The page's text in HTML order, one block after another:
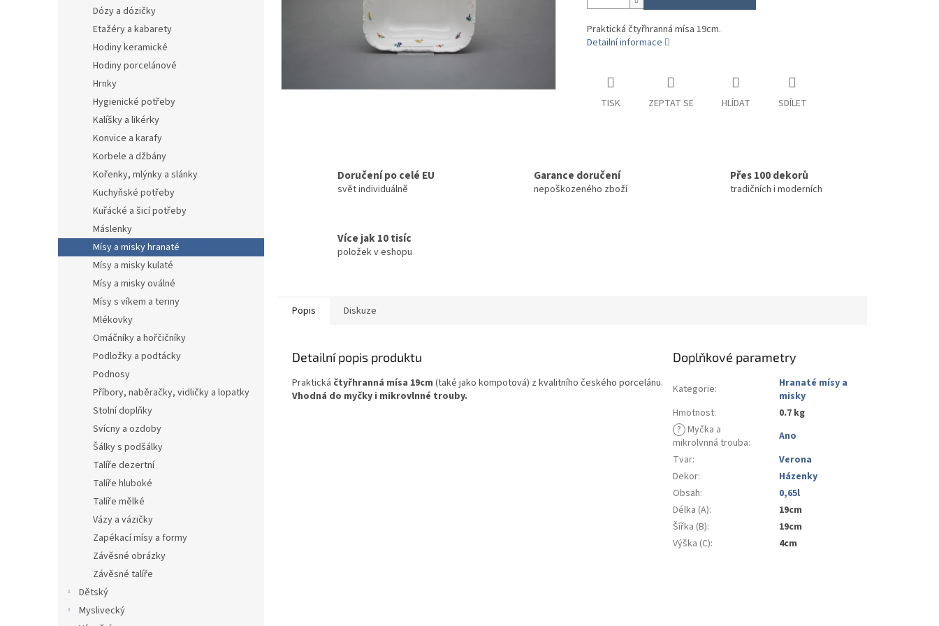
Dózy a dózičky
Etažéry a kabarety
Hodiny keramické
Hodiny porcelánové
Hrnky
Hygienické potřeby
Kalíšky a likérky
Konvice a karafy
Korbele a džbány
Kořenky, mlýnky a slánky
Kuchyňské potřeby
Kuřácké a šicí potřeby
Máslenky
Mísy a misky hranaté
Mísy a misky kulaté
Mísy a misky oválné
Mísy s víkem a teriny
Mlékovky
Omáčníky a hořčičníky
Podložky a podtácky
Podnosy
Příbory, naběračky, vidličky a lopatky
Stolní doplňky
Svícny a ozdoby
Šálky s podšálky
Talíře dezertní
Talíře hluboké
Talíře mělké
Vázy a vázičky
Zapékací mísy a formy
Závěsné obrázky
Závěsné talíře
Dětský
Myslivecký
Praktická čtyřhranná mísa 19cm.
Detailní informace
TISK ZEPTAT SE HLÍDAT SDÍLET
Doručení po celé EU
svět individuálně
Garance doručení
nepoškozeného zboží
Přes 100 dekorů
tradičních i moderních
Více jak 10 tisíc
položek v eshopu
Popis Diskuze
Detailní popis produktu
Praktická čtyřhranná mísa 19cm (také jako kompotová) z kvalitního českého porcelánu.
Vhodná do myčky i mikrovlnné trouby.
Doplňkové parametry
Kategorie:
Hranaté mísy a
misky
Hmotnost:
0.7 kg
? Myčka a
mikrolvnná trouba:
Ano
Tvar:
Verona
Dekor:
Házenky
Obsah:
0,65l
Délka (A):
19cm
Šířka (B):
19cm
Výška (C): 4cm